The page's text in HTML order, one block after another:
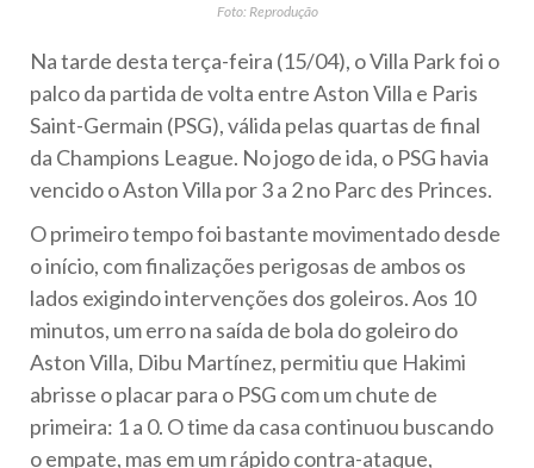
Foto: Reprodução
Na tarde desta terça-feira (15/04), o Villa Park foi o
palco da partida de volta entre Aston Villa e Paris
Saint-Germain (PSG), válida pelas quartas de final
da Champions League. No jogo de ida, o PSG havia
vencido o Aston Villa por 3 a 2 no Parc des Princes.
O primeiro tempo foi bastante movimentado desde
o início, com finalizações perigosas de ambos os
lados exigindo intervenções dos goleiros. Aos 10
minutos, um erro na saída de bola do goleiro do
Aston Villa, Dibu Martínez, permitiu que Hakimi
abrisse o placar para o PSG com um chute de
primeira: 1 a 0. O time da casa continuou buscando
o empate, mas em um rápido contra-ataque,